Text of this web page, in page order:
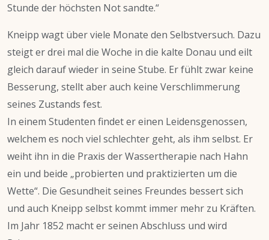
Stunde der höchsten Not sandte.“
Kneipp wagt über viele Monate den Selbstversuch. Dazu
steigt er drei mal die Woche in die kalte Donau und eilt
gleich darauf wieder in seine Stube. Er fühlt zwar keine
Besserung, stellt aber auch keine Verschlimmerung
seines Zustands fest.
In einem Studenten findet er einen Leidensgenossen,
welchem es noch viel schlechter geht, als ihm selbst. Er
weiht ihn in die Praxis der Wassertherapie nach Hahn
ein und beide „probierten und praktizierten um die
Wette“. Die Gesundheit seines Freundes bessert sich
und auch Kneipp selbst kommt immer mehr zu Kräften.
Im Jahr 1852 macht er seinen Abschluss und wird